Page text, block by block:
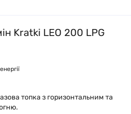
Kratki LEO 200 LPG
топка з горизонтальним та